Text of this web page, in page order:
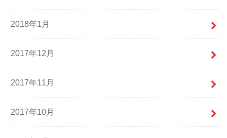
2018年1月
2017年12月
2017年11月
2017年10月